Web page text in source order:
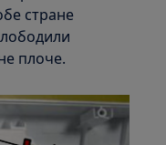
стране
плоче.